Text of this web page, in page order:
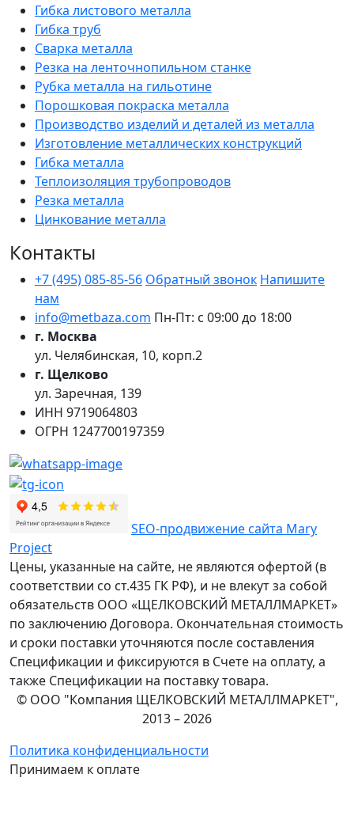
Гибка листового металла
Гибка труб
Сварка металла
Резка на ленточнопильном станке
Рубка металла на гильотине
Порошковая покраска металла
Производство изделий и деталей из металла
Изготовление металлических конструкций
Гибка металла
Теплоизоляция трубопроводов
Резка металла
Цинкование металла
Контакты
+7 (495) 085-85-56 Обратный звонок Напишите
нам
info@metbaza.com Пн-Пт: с 09:00 до 18:00
г. Москва
ул. Челябинская, 10, корп.2
г. Щелково
ул. Заречная, 139
ИНН 9719064803
ОГРН 1247700197359
SEO-продвижение сайта Mary
Project
Цены, указанные на сайте, не являются офертой (в
соответствии со ст.435 ГК РФ), и не влекут за собой
обязательств ООО «ЩЕЛКОВСКИЙ МЕТАЛЛМАРКЕТ»
по заключению Договора. Окончательная стоимость
и сроки поставки уточняются после составления
Спецификации и фиксируются в Счете на оплату, а
также Спецификации на поставку товара.
© ООО "Компания ЩЕЛКОВСКИЙ МЕТАЛЛМАРКЕТ",
2013 – 2026
Политика конфиденциальности
Принимаем к оплате